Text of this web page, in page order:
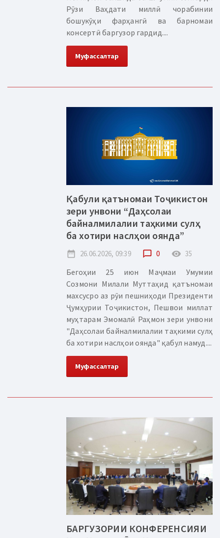
Рӯзи Ваҳдати миллӣ чорабинии
бошукӯҳи фарҳангӣ ва барномаи
консертӣ баргузор гардид....
Муфассалтар
Қабули қатъномаи Тоҷикистон
зери унвони “Даҳсолаи
байналмилалии таҳкими сулҳ
ба хотири наслҳои оянда”
date_range 26.06.2026, 09:39 chat_bubble_outline 0 remove_red_eye 35
Бегоҳии 25 июн Маҷмаи Умумии
Созмони Милали Муттаҳид қатъномаи
махсусро аз рӯи пешниҳоди Президенти
Ҷумҳурии Тоҷикистон, Пешвои миллат
муҳтарам Эмомалӣ Раҳмон зери унвони
"Даҳсолаи байналмилалии таҳкими сулҳ
ба хотири наслҳои оянда" қабул намуд....
Муфассалтар
БАРГУЗОРИИ КОНФЕРЕНСИЯИ